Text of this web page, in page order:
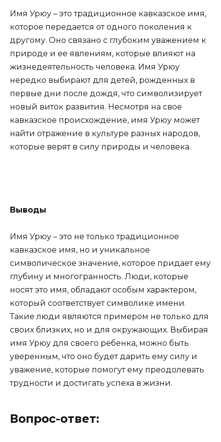
Имя Урюу – это традиционное кавказское имя,
которое передается от одного поколения к
другому. Оно связано с глубоким уважением к
природе и ее явлениям, которые влияют на
жизнедеятельность человека. Имя Урюу
нередко выбирают для детей, рожденных в
первые дни после дождя, что символизирует
новый виток развития. Несмотря на свое
кавказское происхождение, имя Урюу может
найти отражение в культуре разных народов,
которые верят в силу природы и человека.
Выводы
Имя Урюу – это не только традиционное
кавказское имя, но и уникальное
символическое значение, которое придает ему
глубину и многогранность. Люди, которые
носят это имя, обладают особым характером,
который соответствует символике имени.
Такие люди являются примером не только для
своих близких, но и для окружающих. Выбирая
имя Урюу для своего ребенка, можно быть
уверенным, что оно будет дарить ему силу и
уважение, которые помогут ему преодолевать
трудности и достигать успеха в жизни.
Вопрос-ответ: